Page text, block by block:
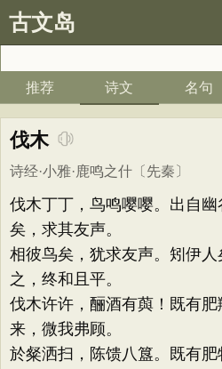
古文岛
推荐 诗文 名句
伐木
诗经·小雅·鹿鸣之什 〔先秦〕
伐木丁丁，鸟鸣嘤嘤。出自
矣，求其友声。
相彼鸟矣，犹求友声。矧伊
之，终和且平。
伐木许许，酾酒有藇！既有
来，微我弗顾。
於粲洒扫，陈馈八簋。既有